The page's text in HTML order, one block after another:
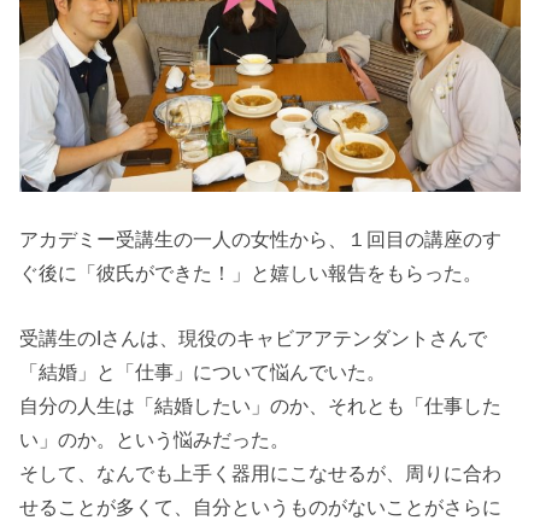
アカデミー受講生の一人の女性から、１回目の講座のす
ぐ後に「彼氏ができた！」と嬉しい報告をもらった。
受講生のIさんは、現役のキャビアアテンダントさんで
「結婚」と「仕事」について悩んでいた。
自分の人生は「結婚したい」のか、それとも「仕事した
い」のか。という悩みだった。
そして、なんでも上手く器用にこなせるが、周りに合わ
せることが多くて、自分というものがないことがさらに